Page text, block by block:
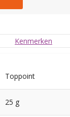
Kenmerken
Toppoint
25 g